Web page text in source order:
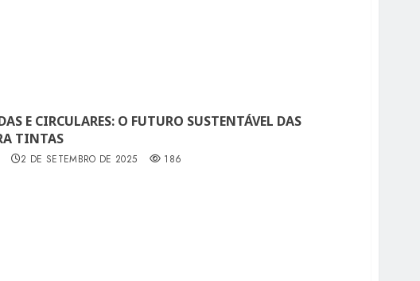
E CIRCULARES: O FUTURO SUSTENTÁVEL DAS
TINTAS
2 DE SETEMBRO DE 2025 186